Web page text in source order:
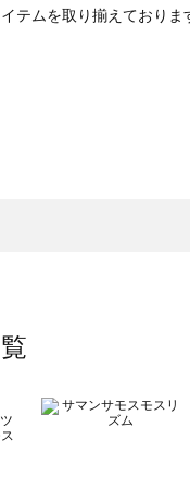
テムを取り揃えておりま